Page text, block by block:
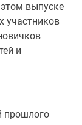
выпуске
участников
и
прошлого